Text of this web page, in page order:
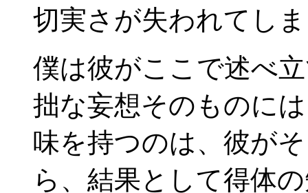
切実さが失われてし
僕は彼がここで述べ
拙な妄想そのものに
味を持つのは、彼が
ら、結果として得体